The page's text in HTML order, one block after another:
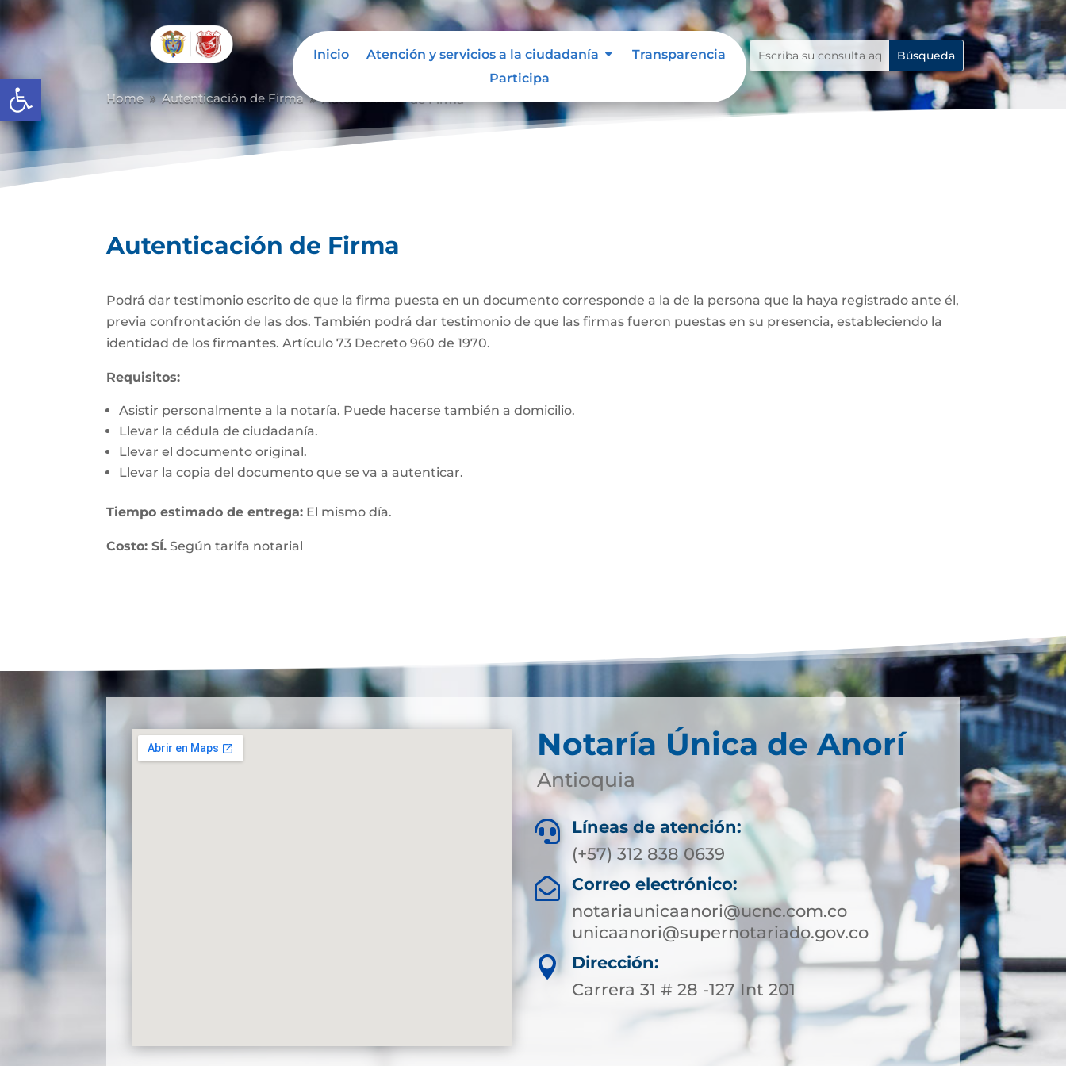
Abrir barra de herramientas
Inicio Atención y servicios a la ciudadanía
Transparencia
Participa
Home 9 Autenticación de Firma 9
Autenticación de Firma
Podrá dar testimonio escrito de que la firma puesta en un documento corresponde a la de la persona que la haya registrado ante él,
previa confrontación de las dos. También podrá dar testimonio de que las firmas fueron puestas en su presencia, estableciendo la
identidad de los firmantes. Artículo 73 Decreto 960 de 1970.
Requisitos:
Asistir personalmente a la notaría. Puede hacerse también a domicilio.
Llevar la cédula de ciudadanía.
Llevar el documento original.
Llevar la copia del documento que se va a autenticar.
Tiempo estimado de entrega: El mismo día.
Costo: SÍ. Según tarifa notarial
Notaría Única de Anorí
Antioquia

Líneas de atención:
(+57) 312 838 0639
 Correo electrónico:
notariaunicaanori@ucnc.com.co
unicaanori@supernotariado.gov.co

Dirección:
Carrera 31 # 28 -127 Int 201